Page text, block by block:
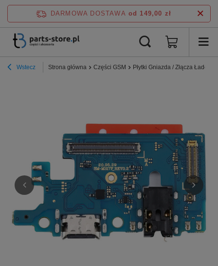
DARMOWA DOSTAWA od 149,00 zł
Wstecz Strona główna Części GSM Płytki Gniazda / Złącza